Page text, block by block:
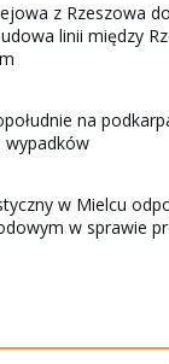
z Rzeszowa
linii między
na
wypadków
w Mielcu
w sprawie